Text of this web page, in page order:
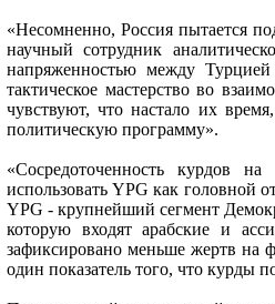
«Несомненно, Россия пытается
научный сотрудник
напряженностью между
тактическое мастерство во
чувствуют, что настало их
политическую программу».
«Сосредоточенность курдов
использовать YPG как головной
YPG - крупнейший сегмент
которую входят арабские и
зафиксировано меньше жертв на
один показатель того, что курды